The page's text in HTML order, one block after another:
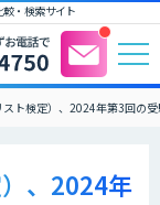
較・検索サイト
スト検定）、2024年第3回の
、2024年